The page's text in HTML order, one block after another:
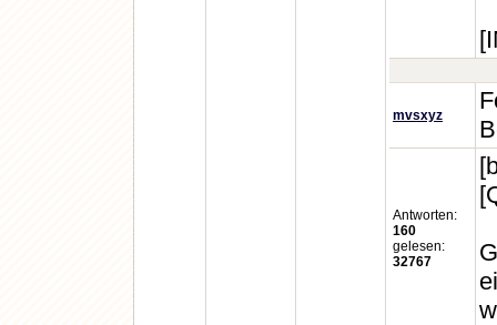
mvsxyz
Antworten:
160
gelesen:
32767